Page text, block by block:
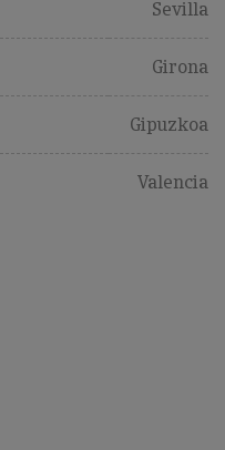
Sevilla
Girona
Gipuzkoa
Valencia